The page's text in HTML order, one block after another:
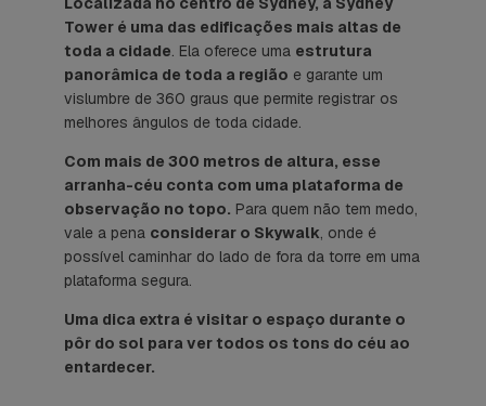
Tower é uma das edificações mais altas de
toda a cidade. Ela oferece uma estrutura
panorâmica de toda a região e garante um
vislumbre de 360 graus que permite registrar os
melhores ângulos de toda cidade.
Com mais de 300 metros de altura, esse
arranha-céu conta com uma plataforma de
observação no topo. Para quem não tem medo,
vale a pena considerar o Skywalk, onde é
possível caminhar do lado de fora da torre em uma
plataforma segura.
Uma dica extra é visitar o espaço durante o
pôr do sol para ver todos os tons do céu ao
entardecer.